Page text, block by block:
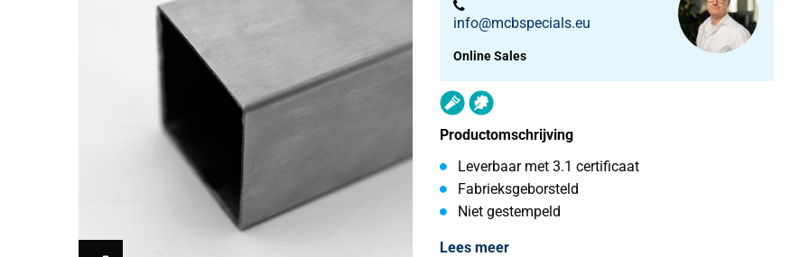
info@mcbspecials.eu
Online Sales
Productomschrijving
Leverbaar met 3.1 certificaat
Fabrieksgeborsteld
Niet gestempeld
Lees meer